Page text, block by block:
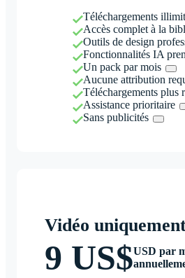
Téléchargements
Accès complet à la
Outils de design
Fonctionnalités IA
Un pack par mois
Aucune attribution
Téléchargements plus
Assistance prioritaire
Sans publicités
Vidéo
9 US$USD par